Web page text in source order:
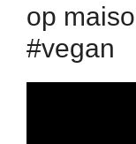
op
#vegan